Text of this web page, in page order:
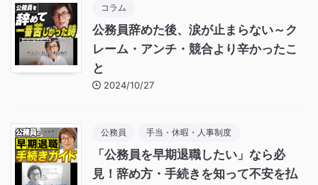
コラム
公務員辞めた後、涙が止まらない～ク
レーム・アンチ・競合より辛かったこ
と
2024/10/27
公務員 手当・休暇・人事制度
「公務員を早期退職したい」なら必
見！辞め方・手続きを知って不安を払